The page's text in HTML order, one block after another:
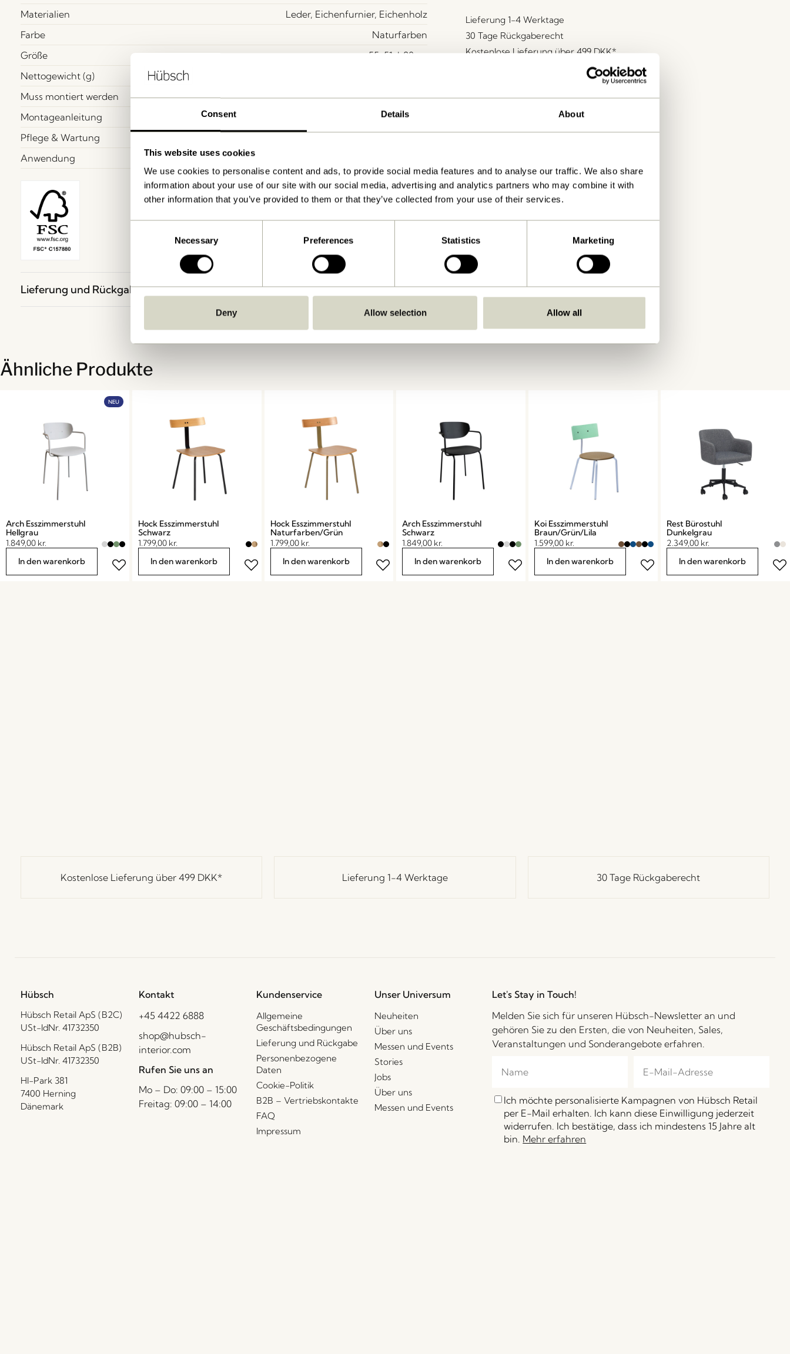
Consent Details About
This website uses cookies
We use cookies to personalise content and ads, to provide social media features and to analyse our traffic. We also share
information about your use of our site with our social media, advertising and analytics partners who may combine it with
other information that you’ve provided to them or that they’ve collected from your use of their services.
Necessary Preferences Statistics Marketing
Deny Allow selection Allow all
Materialien
Leder, Eichenfurnier, Eichenholz
Farbe
Naturfarben
Größe
55x51xh80cm
Nettogewicht (g)
Muss montiert werden
Ja
Montageanleitung
Herunterladen
Pflege & Wartung
Anwendung
Lieferung und Rückgabe
Lieferung 1-4 Werktage
30 Tage Rückgaberecht
Kostenlose Lieferung über499 DKK*
Ähnliche Produkte
NEU
Arch Esszimmerstuhl
Hellgrau
1.849,00 kr.
In den warenkorb
Hock Esszimmerstuhl
Schwarz
1.799,00 kr.
In den warenkorb
Hock Esszimmerstuhl
Naturfarben/Grün
1.799,00 kr.
In den warenkorb
Arch Esszimmerstuhl
Schwarz
1.849,00 kr.
In den warenkorb
Koi Esszimmerstuhl
Braun/Grün/Lila
1.599,00 kr.
In den warenkorb
Rest Bürostuhl
Dunkelgrau
2.349,00 kr.
In den warenkorb
Kostenlose Lieferung über499 DKK* Lieferung 1-4 Werktage 30 Tage Rückgaberecht
Hübsch
Hübsch Retail ApS (B2C)
USt-IdNr. 41732350
Hübsch Retail ApS (B2B)
USt-IdNr. 41732350
HI-Park 381
7400 Herning
Dänemark
Kontakt
+45 4422 6888
shop@hubsch-
interior.com
Rufen Sie uns an
Mo – Do: 09:00 – 15:00
Freitag: 09:00 – 14:00
Kundenservice
Allgemeine
Geschäftsbedingungen
Lieferung und Rückgabe
Personenbezogene
Daten
Cookie-Politik
B2B – Vertriebskontakte
FAQ
Impressum
Unser Universum
Neuheiten
Über uns
Messen und Events
Stories
Jobs
Über uns
Messen und Events
Let's Stay in Touch!
Melden Sie sich für unseren Hübsch-Newsletter an und
gehören Sie zu den Ersten, die von Neuheiten, Sales,
Veranstaltungen und Sonderangebote erfahren.
Ich möchte personalisierte Kampagnen von Hübsch Retail
per E-Mail erhalten. Ich kann diese Einwilligung jederzeit
widerrufen. Ich bestätige, dass ich mindestens 15 Jahre alt
bin. Mehr erfahren